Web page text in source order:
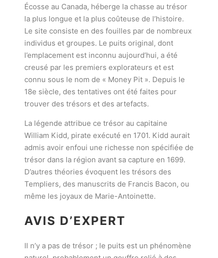
Écosse au Canada, héberge la chasse au trésor
la plus longue et la plus coûteuse de l’histoire.
Le site consiste en des fouilles par de nombreux
individus et groupes. Le puits original, dont
l’emplacement est inconnu aujourd’hui, a été
creusé par les premiers explorateurs et est
connu sous le nom de « Money Pit ». Depuis le
18e siècle, des tentatives ont été faites pour
trouver des trésors et des artefacts.
La légende attribue ce trésor au capitaine
William Kidd, pirate exécuté en 1701. Kidd aurait
admis avoir enfoui une richesse non spécifiée de
trésor dans la région avant sa capture en 1699.
D’autres théories évoquent les trésors des
Templiers, des manuscrits de Francis Bacon, ou
même les joyaux de Marie-Antoinette.
AVIS D’EXPERT
Il n’y a pas de trésor ; le puits est un phénomène